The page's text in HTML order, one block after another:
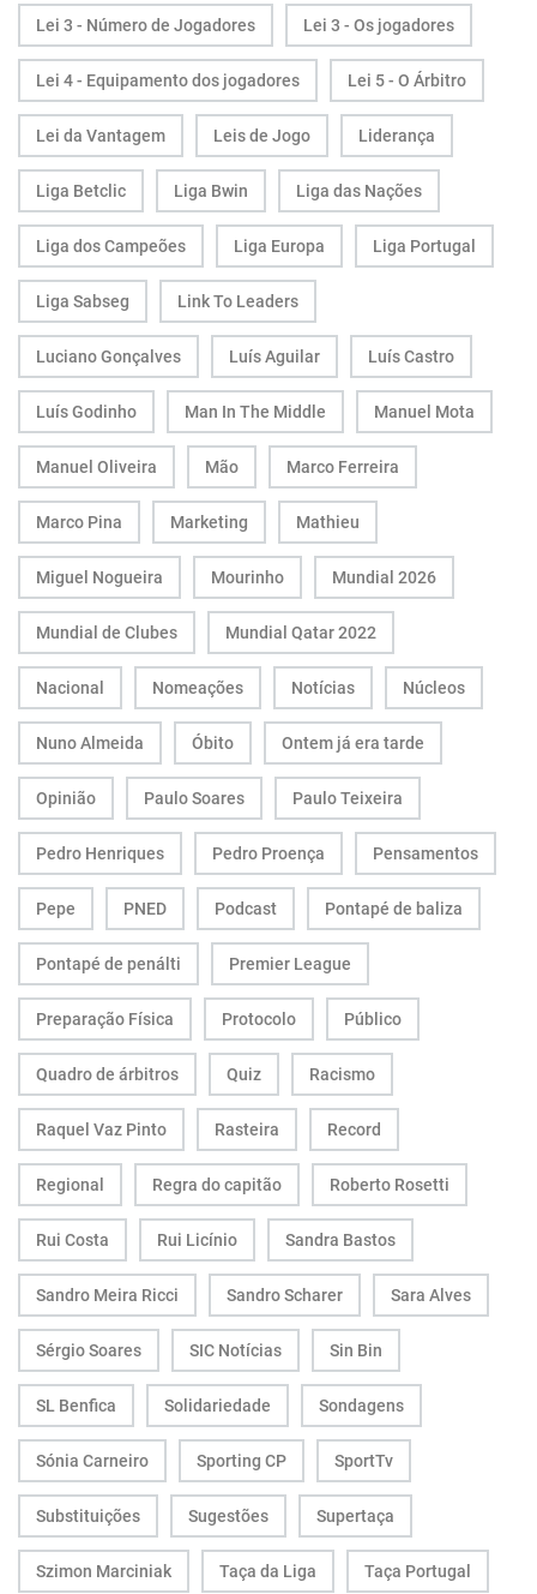
Lei 3 - Número de Jogadores Lei 3 - Os jogadores
Lei 4 - Equipamento dos jogadores Lei 5 - O Árbitro
Lei da Vantagem Leis de Jogo Liderança
Liga Betclic Liga Bwin Liga das Nações
Liga dos Campeões Liga Europa Liga Portugal
Liga Sabseg Link To Leaders
Luciano Gonçalves Luís Aguilar Luís Castro
Luís Godinho Man In The Middle Manuel Mota
Manuel Oliveira Mão Marco Ferreira
Marco Pina Marketing Mathieu
Miguel Nogueira Mourinho Mundial 2026
Mundial de Clubes Mundial Qatar 2022
Nacional Nomeações Notícias Núcleos
Nuno Almeida Óbito Ontem já era tarde
Opinião Paulo Soares Paulo Teixeira
Pedro Henriques Pedro Proença Pensamentos
Pepe PNED Podcast Pontapé de baliza
Pontapé de penálti Premier League
Preparação Física Protocolo Público
Quadro de árbitros Quiz Racismo
Raquel Vaz Pinto Rasteira Record
Regional Regra do capitão Roberto Rosetti
Rui Costa Rui Licínio Sandra Bastos
Sandro Meira Ricci Sandro Scharer Sara Alves
Sérgio Soares SIC Notícias Sin Bin
SL Benfica Solidariedade Sondagens
Sónia Carneiro Sporting CP SportTv
Substituições Sugestões Supertaça
Szimon Marciniak Taça da Liga Taça Portugal